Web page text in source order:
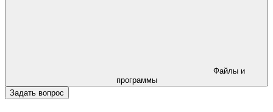
программы
Задать вопрос